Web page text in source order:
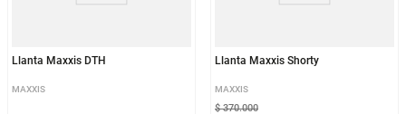
Llanta Maxxis DTH
MAXXIS
Llanta Maxxis Shorty
MAXXIS
$ 370.000